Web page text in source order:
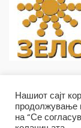
Нашиот сајт
продолжување
на “Се